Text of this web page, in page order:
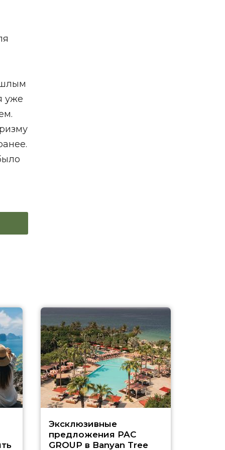
уже
Эксклюзивные
предложения PAC
GROUP в Banyan Tree